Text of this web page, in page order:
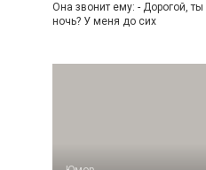
Она звонит ему: - Дорогой,
ночь? У меня до сих